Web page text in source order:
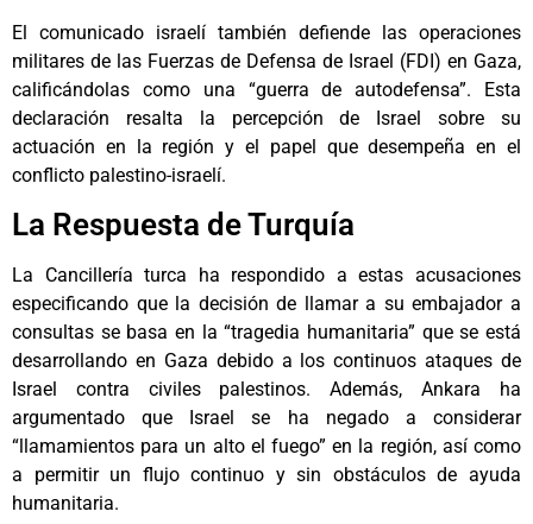
El comunicado israelí también defiende las operaciones
militares de las Fuerzas de Defensa de Israel (FDI) en Gaza,
calificándolas como una “guerra de autodefensa”. Esta
declaración resalta la percepción de Israel sobre su
actuación en la región y el papel que desempeña en el
conflicto palestino-israelí.
La Respuesta de Turquía
La Cancillería turca ha respondido a estas acusaciones
especificando que la decisión de llamar a su embajador a
consultas se basa en la “tragedia humanitaria” que se está
desarrollando en Gaza debido a los continuos ataques de
Israel contra civiles palestinos. Además, Ankara ha
argumentado que Israel se ha negado a considerar
“llamamientos para un alto el fuego” en la región, así como
a permitir un flujo continuo y sin obstáculos de ayuda
humanitaria.